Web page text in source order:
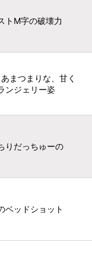
トM字の破壊力
まつまりな、甘く
ンジェリー姿
りだっちゅーの
ベッドショット